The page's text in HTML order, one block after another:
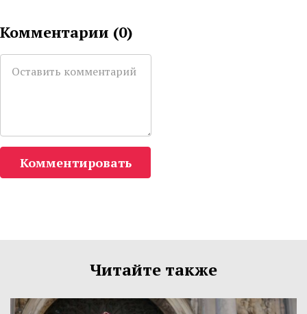
Комментарии (0)
Комментировать
Читайте также